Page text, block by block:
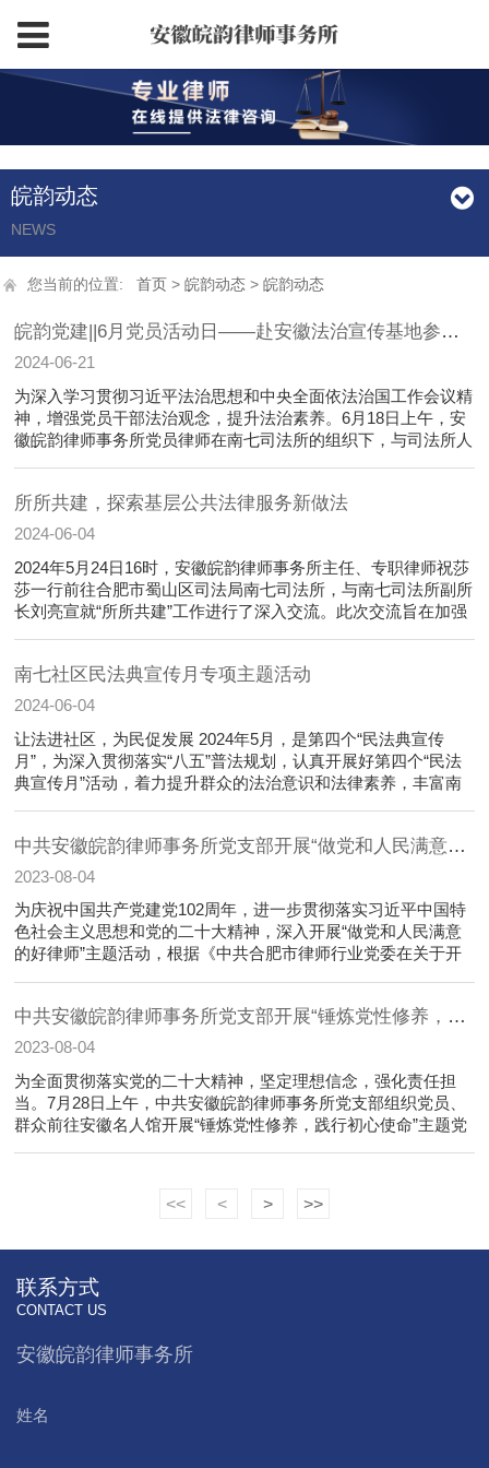
皖韵动态
NEWS
您当前的位置:首页 >皖韵动态 >皖韵动态
皖韵党建||6月党员活动日——赴安徽法治宣传基地参观学习
2024-06-21
为深入学习贯彻习近平法治思想和中央全面依法治国工作会议精
神，增强党员干部法治观念，提升法治素养。6月18日上午，安
徽皖韵律师事务所党员律师在南七司法所的组织下，与司法所人
所所共建，探索基层公共法律服务新做法
2024-06-04
2024年5月24日16时，安徽皖韵律师事务所主任、专职律师祝莎
莎一行前往合肥市蜀山区司法局南七司法所，与南七司法所副所
长刘亮宣就“所所共建”工作进行了深入交流。此次交流旨在加强
南七社区民法典宣传月专项主题活动
2024-06-04
让法进社区，为民促发展 2024年5月，是第四个“民法典宣传
月”，为深入贯彻落实“八五”普法规划，认真开展好第四个“民法
典宣传月”活动，着力提升群众的法治意识和法律素养，丰富南
中共安徽皖韵律师事务所党支部开展“做党和人民满意的好律师，合肥律师见行动”主题活
2023-08-04
为庆祝中国共产党建党102周年，进一步贯彻落实习近平中国特
色社会主义思想和党的二十大精神，深入开展“做党和人民满意
的好律师”主题活动，根据《中共合肥市律师行业党委在关于开
中共安徽皖韵律师事务所党支部开展“锤炼党性修养，践行初心使命”主题党日活动
2023-08-04
为全面贯彻落实党的二十大精神，坚定理想信念，强化责任担
当。7月28日上午，中共安徽皖韵律师事务所党支部组织党员、
群众前往安徽名人馆开展“锤炼党性修养，践行初心使命”主题党
<< < > >>
联系方式
CONTACT US
安徽皖韵律师事务所
姓名